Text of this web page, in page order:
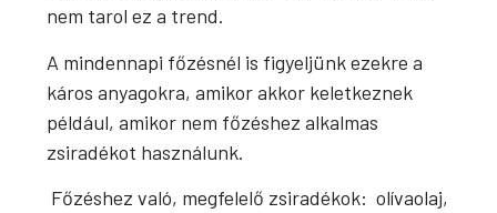
nem tarol ez a trend.
A mindennapi főzésnél is figyeljünk ezekre a
káros anyagokra, amikor akkor keletkeznek
például, amikor nem főzéshez alkalmas
zsiradékot használunk.
Főzéshez való, megfelelő zsiradékok: olívaolaj,